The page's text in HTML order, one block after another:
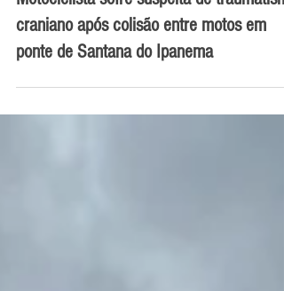
Motociclista sofre suspeita de
craniano após colisão entre motos em
ponte de Santana do Ipanema